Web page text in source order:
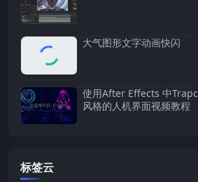
大气图形文字动画快闪
使用After Effects 中
风格的人机界面视频教程
标签云